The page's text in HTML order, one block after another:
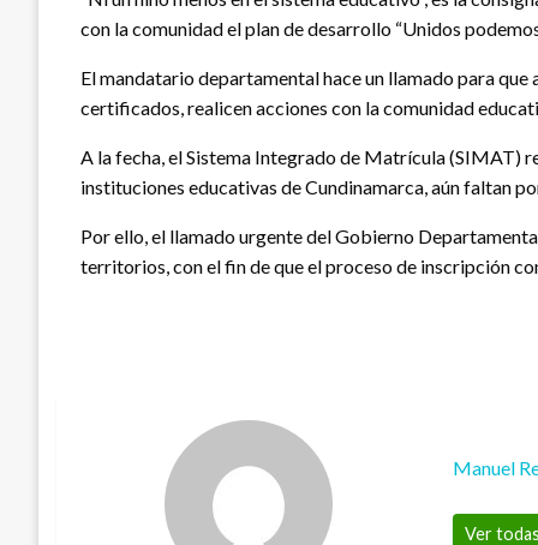
con la comunidad el plan de desarrollo “Unidos
El mandatario departamental hace un llamado para
certificados, realicen acciones con la comunidad
A la fecha, el Sistema Integrado de Matrícula (SIMAT)
instituciones educativas de Cundinamarca, aún faltan
Por ello, el llamado urgente del Gobierno
territorios, con el fin de que el proceso de inscripción
Manuel
Ver